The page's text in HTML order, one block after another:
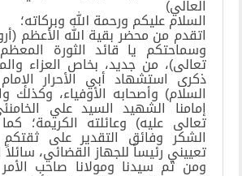
العالي)
السلام عليكم ورحمة الله وبركاته؛
اتقدم من محضر بقية الله الأعظم
وسماحتكم يا قائد الثورة
تعالى)، من جديد، بخاص العزاء
ذكرى استشهاد أبي الأحرار
السلام) وأصحابه الأوفياء،
إمامنا الشهيد السيد علي
تعالى عليه) وعائلته الكريمة؛
الشكر وفائق التقدير على ثقتكم
تعييني رئيساً للجهاز القضائي،
ومن ثم سيدنا ومولانا صاحب الأمر